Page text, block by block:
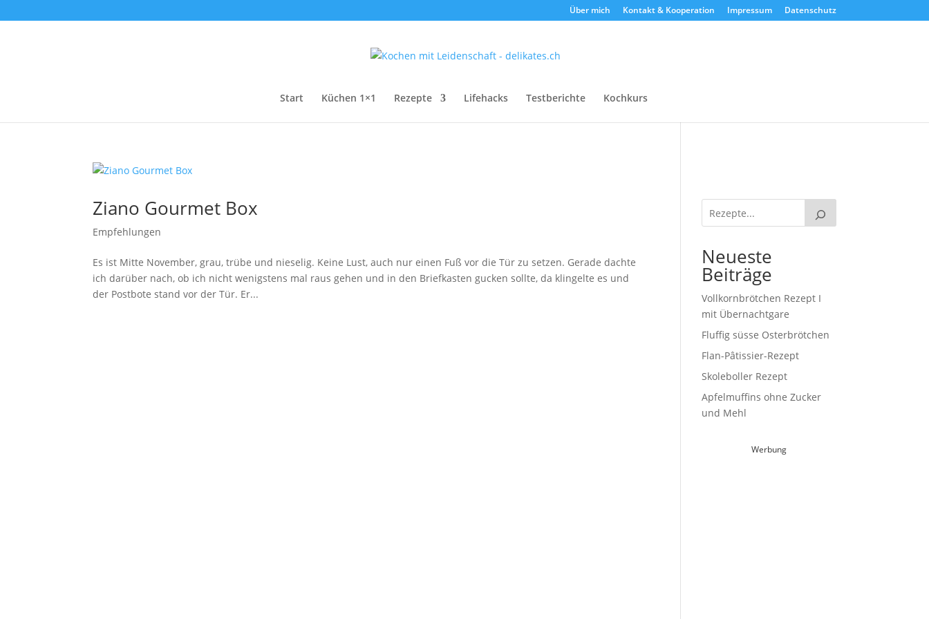
Über mich Kontakt & Kooperation Impressum Datenschutz
Start Küchen 1×1 Rezepte Lifehacks Testberichte Kochkurs
Ziano Gourmet Box
Empfehlungen
Es ist Mitte November, grau, trübe und nieselig. Keine Lust, auch nur einen Fuß vor die Tür zu setzen. Gerade dachte
ich darüber nach, ob ich nicht wenigstens mal raus gehen und in den Briefkasten gucken sollte, da klingelte es und
der Postbote stand vor der Tür. Er...
Neueste
Beiträge
Vollkornbrötchen Rezept I
mit Übernachtgare
Fluffig süsse Osterbrötchen
Flan-Pâtissier-Rezept
Skoleboller Rezept
Apfelmuffins ohne Zucker
und Mehl
Werbung